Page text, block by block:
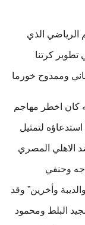
محملا بالعلم الرياضي الذي
كرتنا
وممدوح خورما
كان اخطر مهاجم
لتمثيل
لمشاركهم اللقاء الشهير عام 1951 ضد الاهلي المصري
وحنفي
وأخرين” وقد
البلط ومحمود